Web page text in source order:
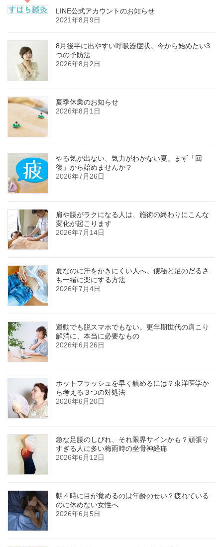
LINE公式アカウントのお知らせ
2021年8月9日
8月後半に出やすい呼吸器症状。今から始めたい3
つの予防法
2026年8月2日
夏季休業のお知らせ
2026年8月1日
やる気が出ない、気力がわかない夏。まず「回
復」から始めませんか？
2026年7月26日
肩や腰がラクになる人は、施術の終わりにこんな
変化が起こります
2026年7月14日
夏なのに汗をかきにくい人へ。便秘と足のだるさ
も一緒に楽にする方法
2026年7月4日
運動でも脱スマホでもない。更年期世代の肩こり
解消に、本当に必要なもの
2026年6月26日
ホットフラッシュを早く鎮めるには？東洋医学か
ら考える３つの対処法
2026年6月20日
急な足腰のしびれ、それ限界サインかも？頑張り
すぎる人に多い梅雨時の坐骨神経痛
2026年6月12日
朝４時に目が覚めるのは年齢のせい？疲れている
のに休めない女性へ
2026年6月5日